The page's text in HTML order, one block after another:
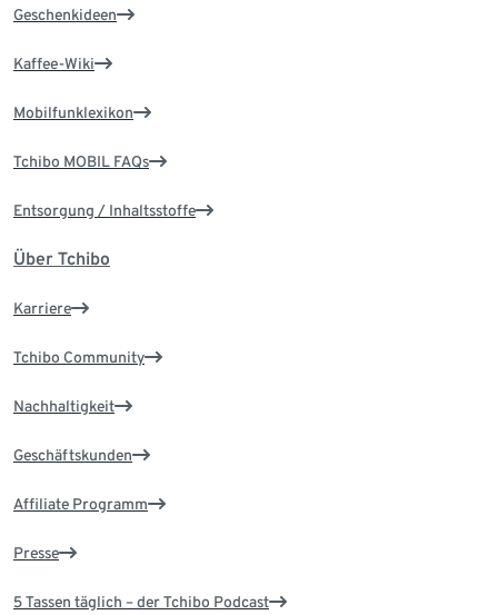
Geschenkideen
Kaffee-Wiki
Mobilfunklexikon
Tchibo MOBIL FAQs
Entsorgung / Inhaltsstoffe
Über Tchibo
Karriere
Tchibo Community
Nachhaltigkeit
Geschäftskunden
Affiliate Programm
Presse
5 Tassen täglich – der Tchibo Podcast